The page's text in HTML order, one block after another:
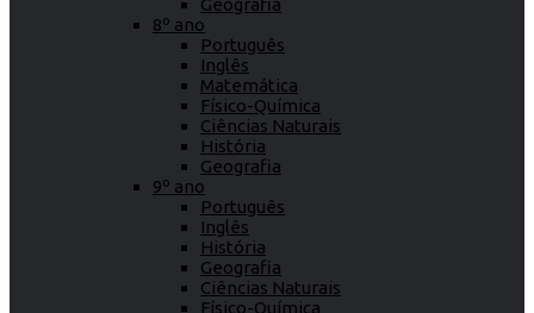
Geografia
8º ano
Português
Inglês
Matemática
Físico-Química
Ciências Naturais
História
Geografia
9º ano
Português
Inglês
História
Geografia
Ciências Naturais
Físico-Química